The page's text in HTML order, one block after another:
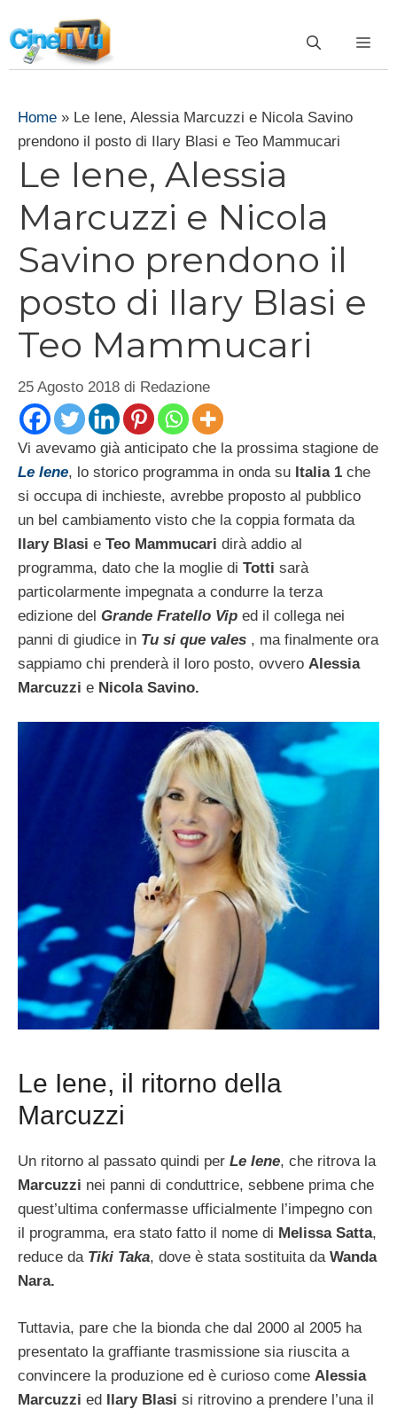
al
contenuto
Home » Le Iene, Alessia Marcuzzi e Nicola Savino
prendono il posto di Ilary Blasi e Teo Mammucari
Le Iene, Alessia
Marcuzzi e Nicola
Savino prendono il
posto di Ilary Blasi e
Teo Mammucari
25 Agosto 2018 di Redazione
Vi avevamo già anticipato che la prossima stagione de
Le Iene, lo storico programma in onda su Italia 1 che
si occupa di inchieste, avrebbe proposto al pubblico
un bel cambiamento visto che la coppia formata da
Ilary Blasi e Teo Mammucari dirà addio al
programma, dato che la moglie di Totti sarà
particolarmente impegnata a condurre la terza
edizione del Grande Fratello Vip ed il collega nei
panni di giudice in Tu si que vales , ma finalmente ora
sappiamo chi prenderà il loro posto, ovvero Alessia
Marcuzzi e Nicola Savino.
Le Iene, il ritorno della
Marcuzzi
Un ritorno al passato quindi per Le Iene, che ritrova la
Marcuzzi nei panni di conduttrice, sebbene prima che
quest’ultima confermasse ufficialmente l’impegno con
il programma, era stato fatto il nome di Melissa Satta,
reduce da Tiki Taka, dove è stata sostituita da Wanda
Nara.
Tuttavia, pare che la bionda che dal 2000 al 2005 ha
presentato la graffiante trasmissione sia riuscita a
convincere la produzione ed è curioso come Alessia
Marcuzzi ed Ilary Blasi si ritrovino a prendere l’una il